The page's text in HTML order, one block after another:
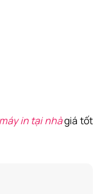
in tại nhàgiá tốt